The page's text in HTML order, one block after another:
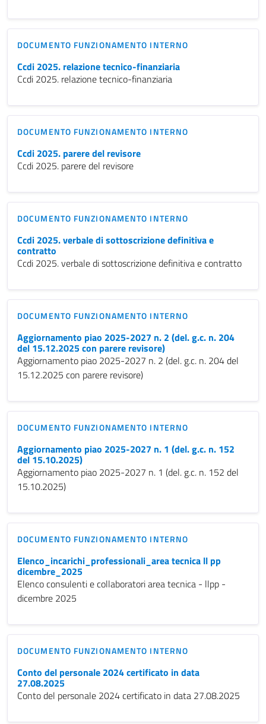
DOCUMENTO FUNZIONAMENTO INTERNO
Ccdi 2025. relazione tecnico-finanziaria
Ccdi 2025. relazione tecnico-finanziaria
DOCUMENTO FUNZIONAMENTO INTERNO
Ccdi 2025. parere del revisore
Ccdi 2025. parere del revisore
DOCUMENTO FUNZIONAMENTO INTERNO
Ccdi 2025. verbale di sottoscrizione definitiva e
contratto
Ccdi 2025. verbale di sottoscrizione definitiva e contratto
DOCUMENTO FUNZIONAMENTO INTERNO
Aggiornamento piao 2025-2027 n. 2 (del. g.c. n. 204
del 15.12.2025 con parere revisore)
Aggiornamento piao 2025-2027 n. 2 (del. g.c. n. 204 del
15.12.2025 con parere revisore)
DOCUMENTO FUNZIONAMENTO INTERNO
Aggiornamento piao 2025-2027 n. 1 (del. g.c. n. 152
del 15.10.2025)
Aggiornamento piao 2025-2027 n. 1 (del. g.c. n. 152 del
15.10.2025)
DOCUMENTO FUNZIONAMENTO INTERNO
Elenco_incarichi_professionali_area tecnica ll pp
dicembre_2025
Elenco consulenti e collaboratori area tecnica - llpp -
dicembre 2025
DOCUMENTO FUNZIONAMENTO INTERNO
Conto del personale 2024 certificato in data
27.08.2025
Conto del personale 2024 certificato in data 27.08.2025